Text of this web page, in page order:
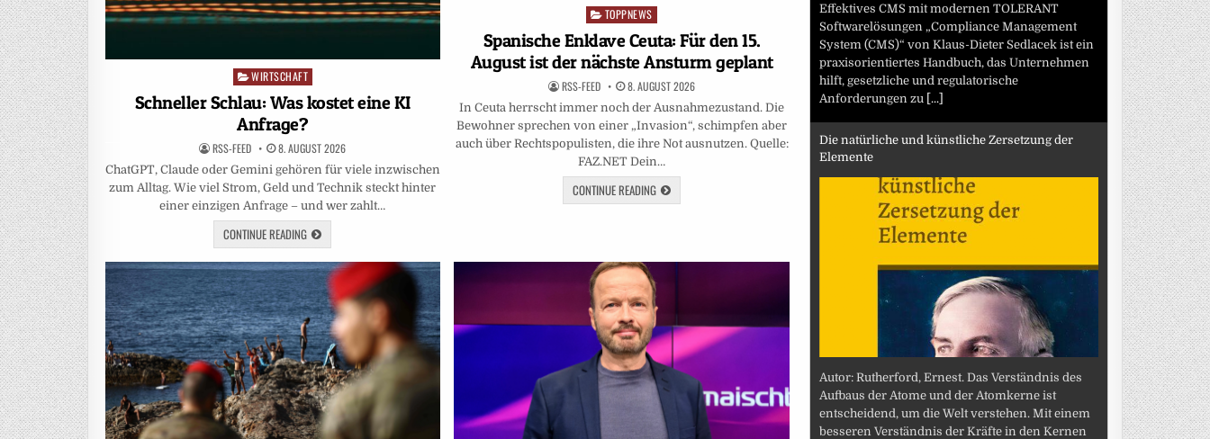
Posted
in
WIRTSCHAFT
Schneller Schlau: Was kostet eine KI
Anfrage?
RSS-FEED 8. AUGUST 2026
ChatGPT, Claude oder Gemini gehören für viele inzwischen
zum Alltag. Wie viel Strom, Geld und Technik steckt hinter
einer einzigen Anfrage – und wer zahlt…
CONTINUE READING
Posted
in
TOPPNEWS
Spanische Enklave Ceuta: Für den 15.
August ist der nächste Ansturm geplant
RSS-FEED 8. AUGUST 2026
In Ceuta herrscht immer noch der Ausnahmezustand. Die
Bewohner sprechen von einer „Invasion“, schimpfen aber
auch über Rechtspopulisten, die ihre Not ausnutzen. Quelle:
FAZ.NET Dein…
CONTINUE READING
Effektives CMS mit modernen TOLERANT
Softwarelösungen „Compliance Management
System (CMS)“ von Klaus-Dieter Sedlacek ist ein
praxisorientiertes Handbuch, das Unternehmen
hilft, gesetzliche und regulatorische
Anforderungen zu [...]
Die natürliche und künstliche Zersetzung der
Elemente
Autor: Rutherford, Ernest. Das Verständnis des
Aufbaus der Atome und der Atomkerne ist
entscheidend, um die Welt verstehen. Mit einem
besseren Verständnis der Kräfte in den Kernen